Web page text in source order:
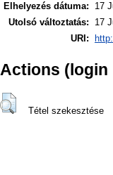
Elhelyezés dátuma:
17
Utolsó változtatás:
17
URI:
Actions (login
Tétel szekesztése